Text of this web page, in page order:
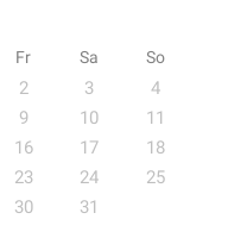
Fr Sa So
2 3
4
9 10
11
16 17
18
23 24
25
30 31